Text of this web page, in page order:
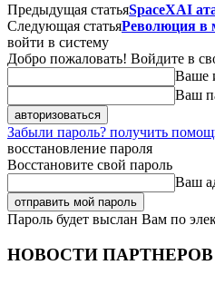
Предыдущая статьяSpaceXAI
Следующая статьяРеволюция в
войти в систему
Добро пожаловать! Войдите в
Ваше
Ваш
Забыли пароль? получить
восстановление пароля
Восстановите свой пароль
Ваш
Пароль будет выслан Вам по
НОВОСТИ ПАРТНЕРОВ